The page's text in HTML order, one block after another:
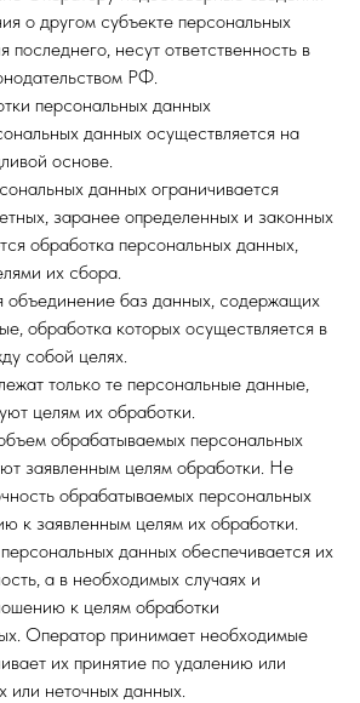
о другом субъекте персональных
последнего, несут ответственность в
РФ.
персональных данных
данных осуществляется на
основе.
данных ограничивается
заранее определенных и законных
обработка персональных данных,
их сбора.
объединение баз данных, содержащих
обработка которых осуществляется в
собой целях.
только те персональные данные,
целям их обработки.
обрабатываемых персональных
заявленным целям обработки. Не
обрабатываемых персональных
к заявленным целям их обработки.
данных обеспечивается их
а в необходимых случаях и
к целям обработки
Оператор принимает необходимые
их принятие по удалению или
или неточных данных.